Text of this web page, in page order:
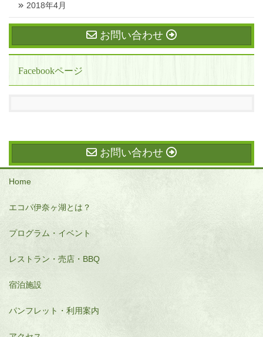
2018年4月
お問い合わせ
Facebookページ
お問い合わせ
Home
エコパ伊奈ヶ湖とは？
プログラム・イベント
レストラン・売店・BBQ
宿泊施設
パンフレット・利用案内